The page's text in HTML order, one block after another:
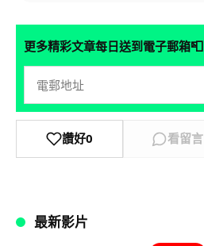
更多精彩文章每日送到電子郵箱📮
讚好0 看留言
最新影片